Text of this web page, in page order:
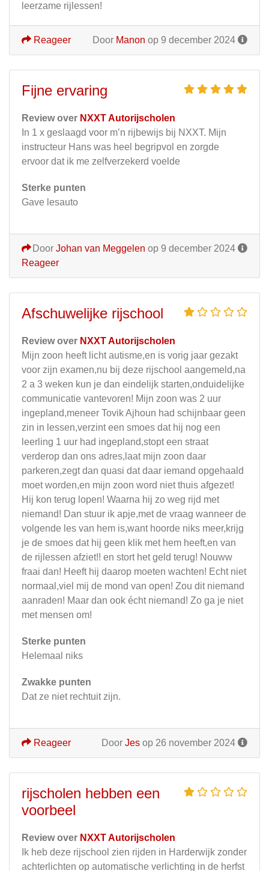
leerzame rijlessen!
Door Manon op 9 december 2024
Reageer
Fijne ervaring
Review over NXXT Autorijscholen
In 1 x geslaagd voor m’n rijbewijs bij NXXT. Mijn
instructeur Hans was heel begripvol en zorgde
ervoor dat ik me zelfverzekerd voelde
Sterke punten
Gave lesauto
Door Johan van Meggelen op 9 december 2024
Reageer
Afschuwelijke rijschool
Review over NXXT Autorijscholen
Mijn zoon heeft licht autisme,en is vorig jaar gezakt
voor zijn examen,nu bij deze rijschool aangemeld,na
2 a 3 weken kun je dan eindelijk starten,onduidelijke
communicatie vantevoren! Mijn zoon was 2 uur
ingepland,meneer Tovik Ajhoun had schijnbaar geen
zin in lessen,verzint een smoes dat hij nog een
leerling 1 uur had ingepland,stopt een straat
verderop dan ons adres,laat mijn zoon daar
parkeren,zegt dan quasi dat daar iemand opgehaald
moet worden,en mijn zoon word niet thuis afgezet!
Hij kon terug lopen! Waarna hij zo weg rijd met
niemand! Dan stuur ik apje,met de vraag wanneer de
volgende les van hem is,want hoorde niks meer,krijg
je de smoes dat hij geen klik met hem heeft,en van
de rijlessen afziet!! en stort het geld terug! Nouww
fraai dan! Heeft hij daarop moeten wachten! Echt niet
normaal,viel mij de mond van open! Zou dit niemand
aanraden! Maar dan ook écht niemand! Zo ga je niet
met mensen om!
Sterke punten
Helemaal niks
Zwakke punten
Dat ze niet rechtuit zijn.
Door Jes op 26 november 2024
Reageer
rijscholen hebben een
voorbeel
Review over NXXT Autorijscholen
Ik heb deze rijschool zien rijden in Harderwijk zonder
achterlichten op automatische verlichting in de herfst